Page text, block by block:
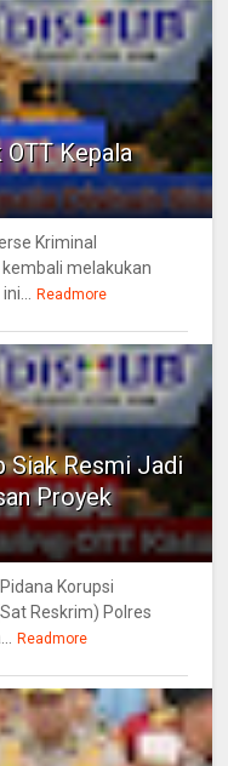
Kepala
Kriminal
melakukan
Readmore
Siak Resmi Jadi
Proyek
Korupsi
Reskrim) Polres
Readmore